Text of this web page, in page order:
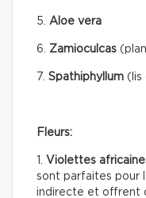
5. Aloe vera
6. Zamioculcas
7. Spathiphyllum (lis
Fleurs:
1. Violettes
sont parfaites pour
indirecte et offrent